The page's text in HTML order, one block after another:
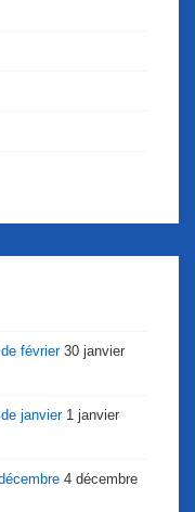
février 30 janvier
janvier 1 janvier
4 décembre